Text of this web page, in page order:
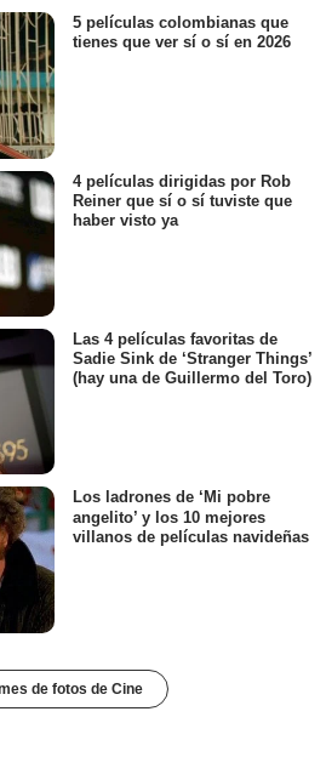
5 películas colombianas que
tienes que ver sí o sí en 2026
4 películas dirigidas por Rob
Reiner que sí o sí tuviste que
haber visto ya
Las 4 películas favoritas de
Sadie Sink de ‘Stranger Things’
(hay una de Guillermo del Toro)
Los ladrones de ‘Mi pobre
angelito’ y los 10 mejores
villanos de películas navideñas
de fotos de Cine